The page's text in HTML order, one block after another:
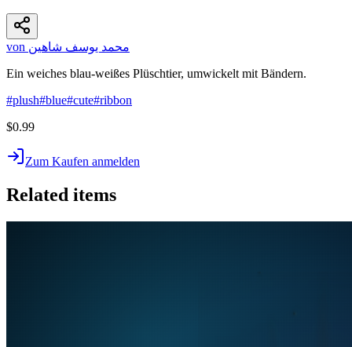
von محمد يوسف شاهين
Ein weiches blau-weißes Plüschtier, umwickelt mit Bändern.
#plush#blue#cute#ribbon
$0.99
Zum Kaufen anmelden
Related items